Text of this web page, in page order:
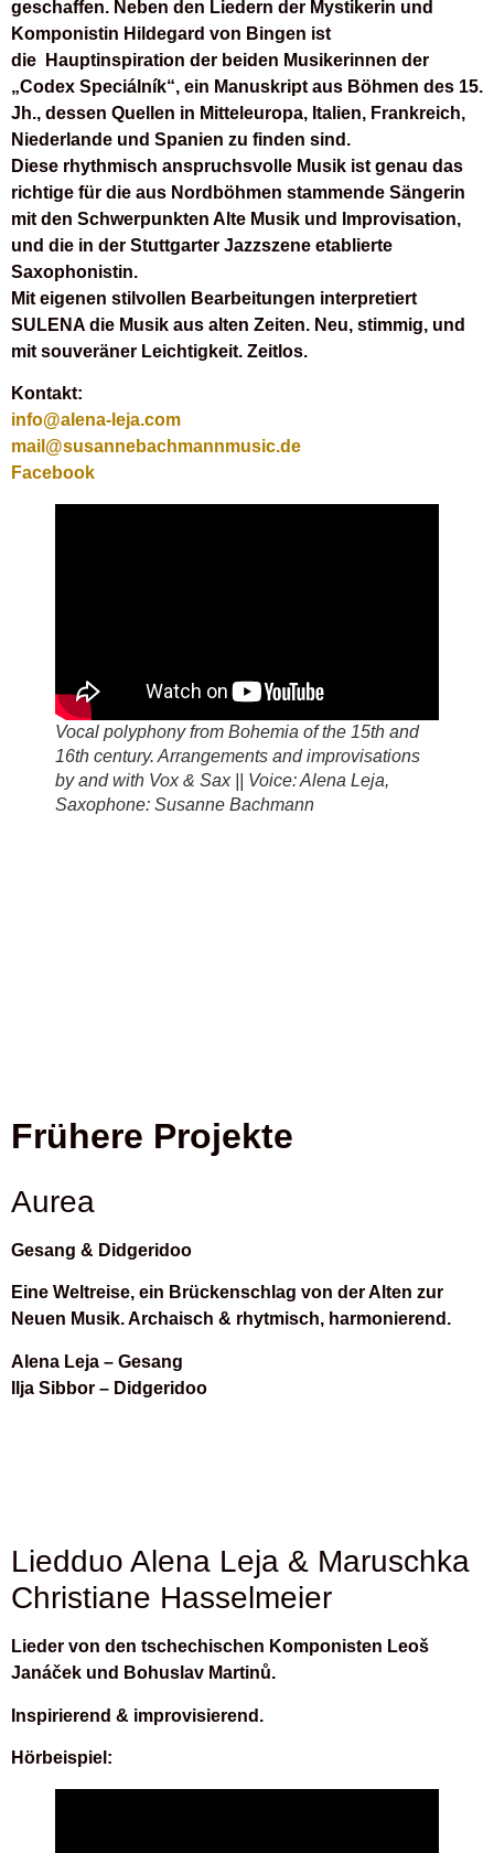
geschaffen. Neben den Liedern der Mystikerin und
Komponistin Hildegard von Bingen ist
die Hauptinspiration der beiden Musikerinnen der
„Codex Speciálník“, ein Manuskript aus Böhmen des 15.
Jh., dessen Quellen in Mitteleuropa, Italien, Frankreich,
Niederlande und Spanien zu finden sind.
Diese rhythmisch anspruchsvolle Musik ist genau das
richtige für die aus Nordböhmen stammende Sängerin
mit den Schwerpunkten Alte Musik und Improvisation,
und die in der Stuttgarter Jazzszene etablierte
Saxophonistin.
Mit eigenen stilvollen Bearbeitungen interpretiert
SULENA die Musik aus alten Zeiten. Neu, stimmig, und
mit souveräner Leichtigkeit. Zeitlos.
Kontakt:
info@alena-leja.com
mail@susannebachmannmusic.de
Facebook
Vocal polyphony from Bohemia of the 15th and
16th century. Arrangements and improvisations
by and with Vox & Sax || Voice: Alena Leja,
Saxophone: Susanne Bachmann
Frühere Projekte
Aurea
Gesang & Didgeridoo
Eine Weltreise, ein Brückenschlag von der Alten zur
Neuen Musik. Archaisch & rhytmisch, harmonierend.
Alena Leja – Gesang
Ilja Sibbor – Didgeridoo
Liedduo Alena Leja & Maruschka
Christiane Hasselmeier
Lieder von den tschechischen Komponisten Leoš
Janáček und Bohuslav Martinů.
Inspirierend & improvisierend.
Hörbeispiel: